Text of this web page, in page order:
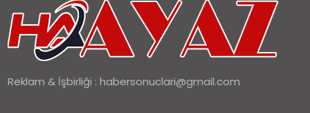
Reklam & İşbirliği :habersonuclari@gmail.com